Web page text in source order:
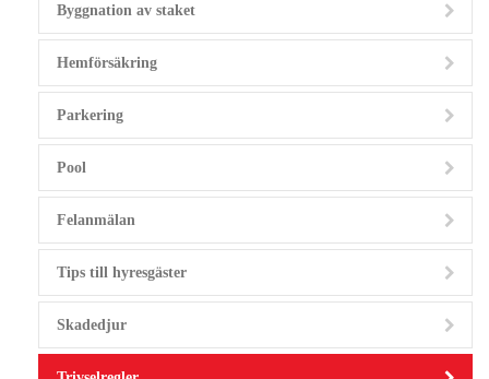
Byggnation av staket
Hemförsäkring
Parkering
Pool
Felanmälan
Tips till hyresgäster
Skadedjur